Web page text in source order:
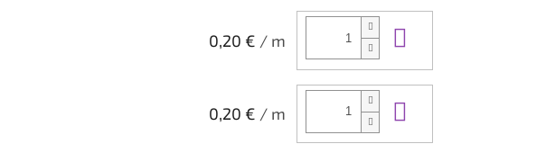
0,20 € / m
0,20 € / m